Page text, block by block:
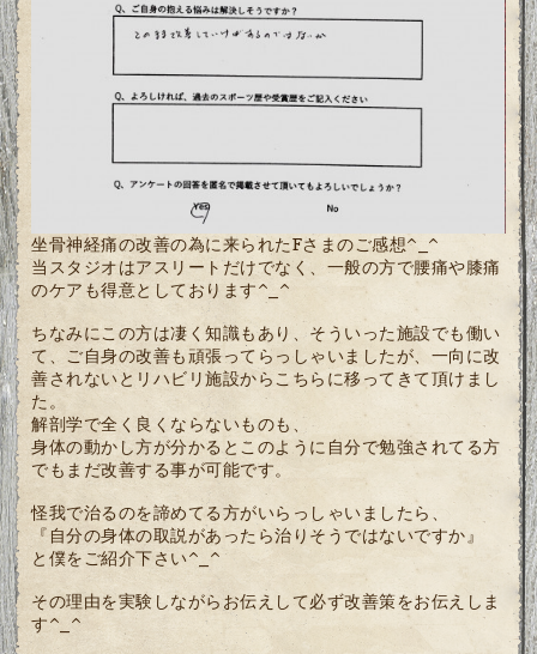
坐骨神経痛の改善の為に来られたFさまのご感想^_^
当スタジオはアスリートだけでなく、一般の方で腰痛や膝痛
のケアも得意としております^_^
ちなみにこの方は凄く知識もあり、そういった施設でも働い
て、ご自身の改善も頑張ってらっしゃいましたが、一向に改
善されないとリハビリ施設からこちらに移ってきて頂けまし
た。
解剖学で全く良くならないものも、
身体の動かし方が分かるとこのように自分で勉強されてる方
でもまだ改善する事が可能です。
怪我で治るのを諦めてる方がいらっしゃいましたら、
『自分の身体の取説があったら治りそうではないですか』
と僕をご紹介下さい^_^
その理由を実験しながらお伝えして必ず改善策をお伝えしま
す^_^